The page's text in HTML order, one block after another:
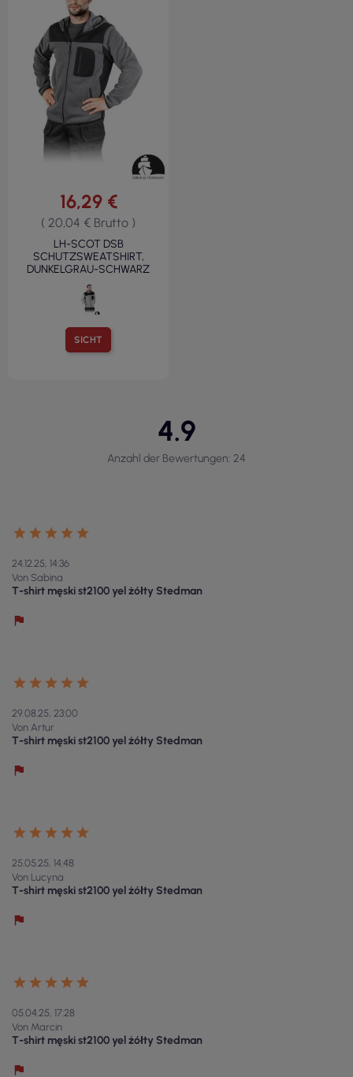
SICHT
16,29 €
( 20,04 € Brutto )
LH-SCOT DSB
SCHUTZSWEATSHIRT,
DUNKELGRAU-SCHWARZ
4.9
Anzahl der Bewertungen: 24
24.12.25, 14:36
Von Sabina
T-shirt męski st2100 yel żółty Stedman
29.08.25, 23:00
Von Artur
T-shirt męski st2100 yel żółty Stedman
25.05.25, 14:48
Von Lucyna
T-shirt męski st2100 yel żółty Stedman
05.04.25, 17:28
Von Marcin
T-shirt męski st2100 yel żółty Stedman